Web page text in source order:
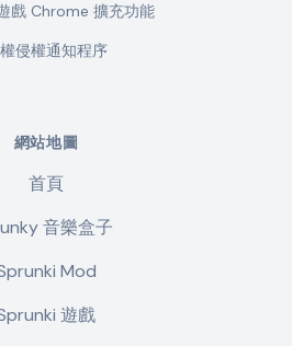
戲 Chrome 擴充功能
侵權通知程序
網站地圖
首頁
音樂盒子
Mod
遊戲